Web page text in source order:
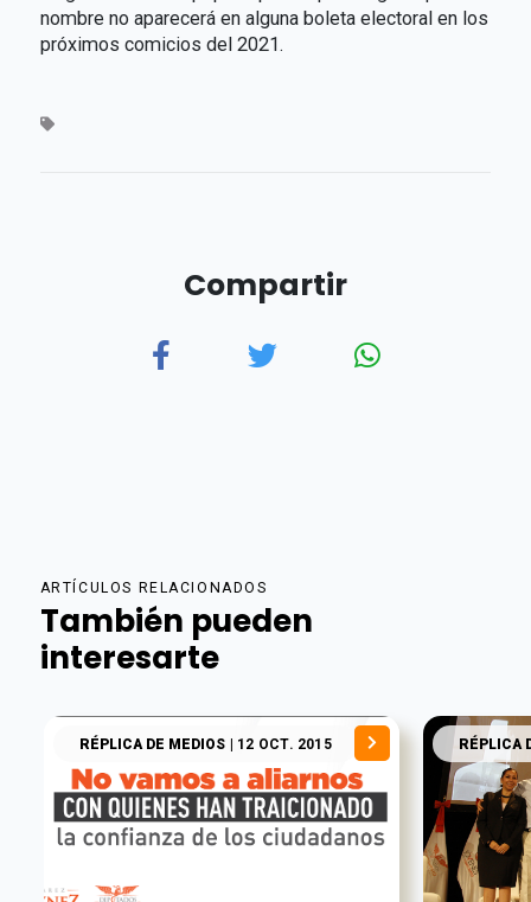
nombre no aparecerá en alguna boleta electoral en los
próximos comicios del 2021.
Compartir
ARTÍCULOS RELACIONADOS
También pueden
interesarte
RÉPLICA DE MEDIOS | 12 OCT. 2015 RÉPLICA